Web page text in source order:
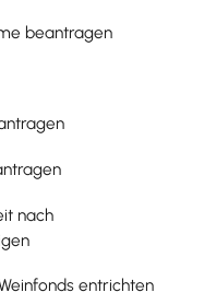
beantragen
nach
entrichten